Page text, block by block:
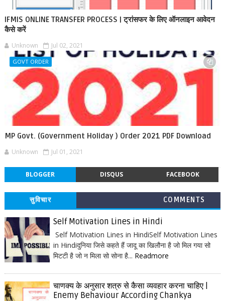
IFMIS ONLINE TRANSFER PROCESS | ट्रांसफर के लिए ऑनलाइन आवेदन
कैसे करें
Unknown Jul 02, 2021
GOVT ORDER
MP Govt. (Government Holiday ) Order 2021 PDF Download
Unknown Jul 01, 2021
BLOGGER DISQUS FACEBOOK
सुविचार COMMENTS
Self Motivation Lines in Hindi
Self Motivation Lines in HindiSelf Motivation Lines
in Hindiदुनिया जिसे कहते हैं जादू का खिलौना है जो मिल गया सो
मिटटी है जो न मिला सो सोना है... Readmore
चाणक्य के अनुसार शत्रु से कैसा व्यवहार करना चाहिए |
Enemy Behaviour According Chankya